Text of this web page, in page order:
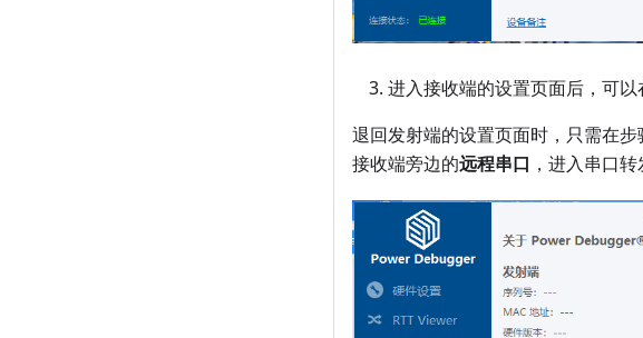
进入接收端的设置页面后，可以
退回发射端的设置页面时，只需在
接收端旁边的远程串口 ，进入串口转